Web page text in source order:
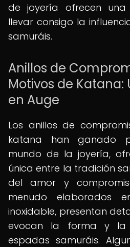
de joyería ofrecen
llevar consigo la
samuráis.
Anillos de
Motivos de Katana:
en Auge
Los anillos de
katana han ganado
mundo de la joyería,
única entre la tradición
del amor y
menudo elaborados
inoxidable, presentan
evocan la forma y la
espadas samuráis.